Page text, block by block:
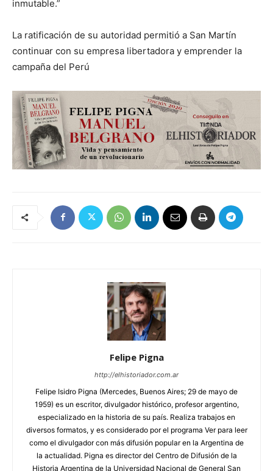
inmutable.”
La ratificación de su autoridad permitió a San Martín
continuar con su empresa libertadora y emprender la
campaña del Perú
Felipe Pigna
http://elhistoriador.com.ar
Felipe Isidro Pigna (Mercedes, Buenos Aires; 29 de mayo de
1959) es un escritor, divulgador histórico, profesor argentino,
especializado en la historia de su país. Realiza trabajos en
diversos formatos, y es considerado por el programa Ver para leer
como el divulgador con más difusión popular en la Argentina de
la actualidad. Pigna es director del Centro de Difusión de la
Historia Argentina de la Universidad Nacional de General San